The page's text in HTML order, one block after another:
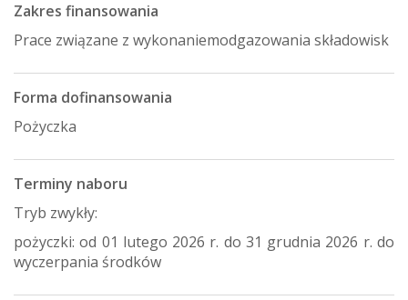
Zakres finansowania
Prace związane z wykonaniemodgazowania składowisk
Forma dofinansowania
Pożyczka
Terminy naboru
Tryb zwykły:
pożyczki: od 01 lutego 2026 r. do 31 grudnia 2026 r. do
wyczerpania środków